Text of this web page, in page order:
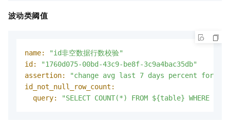
波动类阈值
name:
"id非空数据行数校验"
id:
"1760d075-00bd-43c9-be8f-3c9a4bac35db"
assertion:
"change avg last 7 days percent for
id_not_null_row_count:
query:
"SELECT COUNT(*) FROM ${table} WHERE